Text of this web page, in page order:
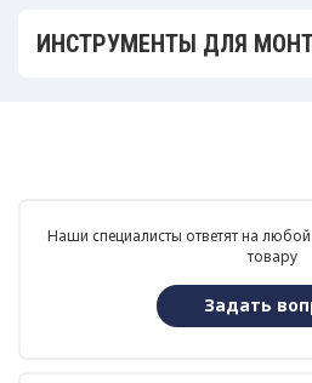
ИНСТРУМЕНТЫ ДЛЯ
Наши специалисты ответят на
товару
Задать